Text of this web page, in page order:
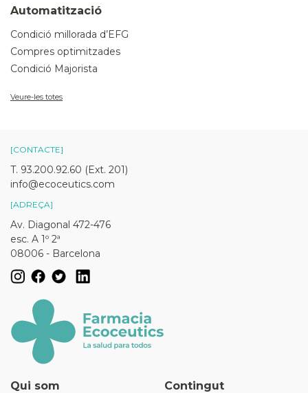
Automatització
Condició millorada d’EFG
Compres optimitzades
Condició Majorista
Veure-les totes
[CONTACTE]
T. 93.200.92.60 (Ext. 201)
info@ecoceutics.com
[ADREÇA]
Av. Diagonal 472-476
esc. A 1º 2ª
08006 - Barcelona
Qui som Contingut